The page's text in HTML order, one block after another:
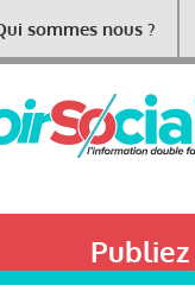
sommes nous ?
Publiez